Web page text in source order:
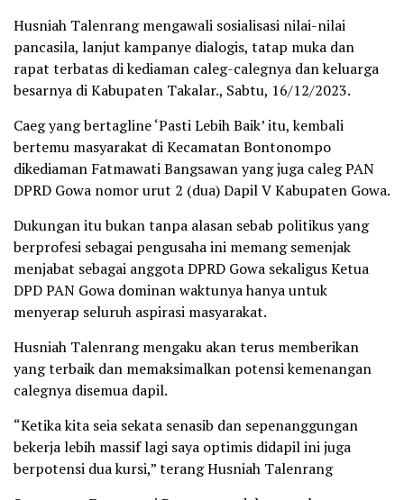
Husniah Talenrang mengawali sosialisasi nilai-nilai
pancasila, lanjut kampanye dialogis, tatap muka dan
rapat terbatas di kediaman caleg-calegnya dan keluarga
besarnya di Kabupaten Takalar., Sabtu, 16/12/2023.
Caeg yang bertagline ‘Pasti Lebih Baik’ itu, kembali
bertemu masyarakat di Kecamatan Bontonompo
dikediaman Fatmawati Bangsawan yang juga caleg PAN
DPRD Gowa nomor urut 2 (dua) Dapil V Kabupaten Gowa.
Dukungan itu bukan tanpa alasan sebab politikus yang
berprofesi sebagai pengusaha ini memang semenjak
menjabat sebagai anggota DPRD Gowa sekaligus Ketua
DPD PAN Gowa dominan waktunya hanya untuk
menyerap seluruh aspirasi masyarakat.
Husniah Talenrang mengaku akan terus memberikan
yang terbaik dan memaksimalkan potensi kemenangan
calegnya disemua dapil.
“Ketika kita seia sekata senasib dan sepenanggungan
bekerja lebih massif lagi saya optimis didapil ini juga
berpotensi dua kursi,” terang Husniah Talenrang